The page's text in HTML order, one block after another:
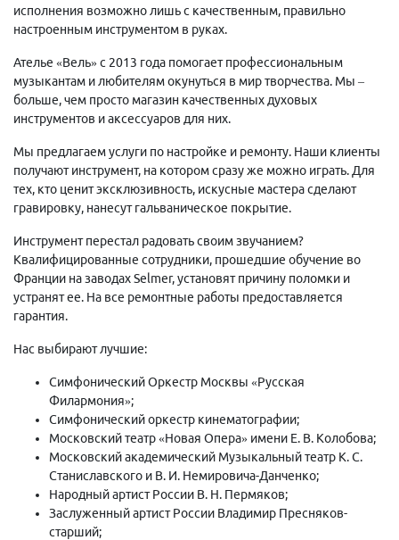
исполнения возможно лишь с качественным, правильно
настроенным инструментом в руках.
Ателье «Вель» с 2013 года помогает профессиональным
музыкантам и любителям окунуться в мир творчества. Мы –
больше, чем просто магазин качественных духовых
инструментов и аксессуаров для них.
Мы предлагаем услуги по настройке и ремонту. Наши клиенты
получают инструмент, на котором сразу же можно играть. Для
тех, кто ценит эксклюзивность, искусные мастера сделают
гравировку, нанесут гальваническое покрытие.
Инструмент перестал радовать своим звучанием?
Квалифицированные сотрудники, прошедшие обучение во
Франции на заводах Selmer, установят причину поломки и
устранят ее. На все ремонтные работы предоставляется
гарантия.
Нас выбирают лучшие:
Симфонический Оркестр Москвы «Русская
Филармония»;
Симфонический оркестр кинематографии;
Московский театр «Новая Опера» имени Е. В. Колобова;
Московский академический Музыкальный театр К. С.
Станиславского и В. И. Немировича-Данченко;
Народный артист России В. Н. Пермяков;
Заслуженный артист России Владимир Пресняков-
старший;